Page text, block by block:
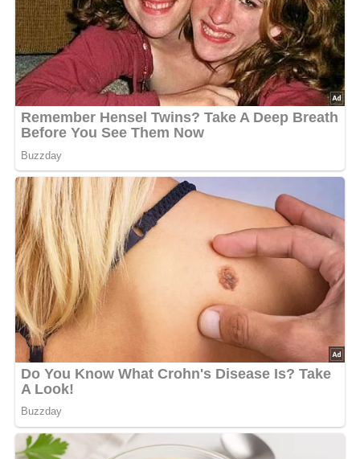
verrühren, gegebenenfalls nachsüßen und mit
Eiswürfelchen auftragen.
Nach: Getränke für alle – Verlag für die Frau Leipzig, DDR, 1964
0/5(0 Bewertung)